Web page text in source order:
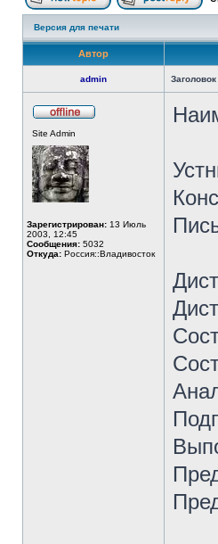
Начать новую тему
Версия для печати
Автор
admin
Site Admin
Зарегистрирован: 13 Июль
2003, 12:45
Сообщения: 5032
Откуда: Россия::Владивосток